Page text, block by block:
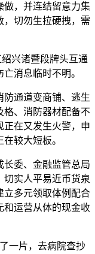
做，并连结留意力集
，切勿生拉硬拽，需
兴诸暨段牌头互通
消息临时不明。
通道变商铺、逃生
格、消防器材配备不
正在又发生火警，申
较大短板。
委、金融监管总局
实人平易近币货泉
立多元领取体例配合
和运营从体的现金收
一片，去病院查抄